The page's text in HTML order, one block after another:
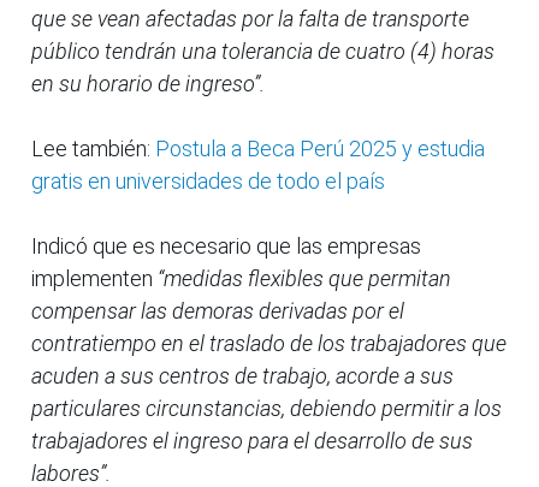
que se vean afectadas por la falta de transporte
público tendrán una tolerancia de cuatro (4) horas
en su horario de ingreso”.
Lee también: Postula a Beca Perú 2025 y estudia
gratis en universidades de todo el país
Indicó que es necesario que las empresas
implementen “medidas flexibles que permitan
compensar las demoras derivadas por el
contratiempo en el traslado de los trabajadores que
acuden a sus centros de trabajo, acorde a sus
particulares circunstancias, debiendo permitir a los
trabajadores el ingreso para el desarrollo de sus
labores”.